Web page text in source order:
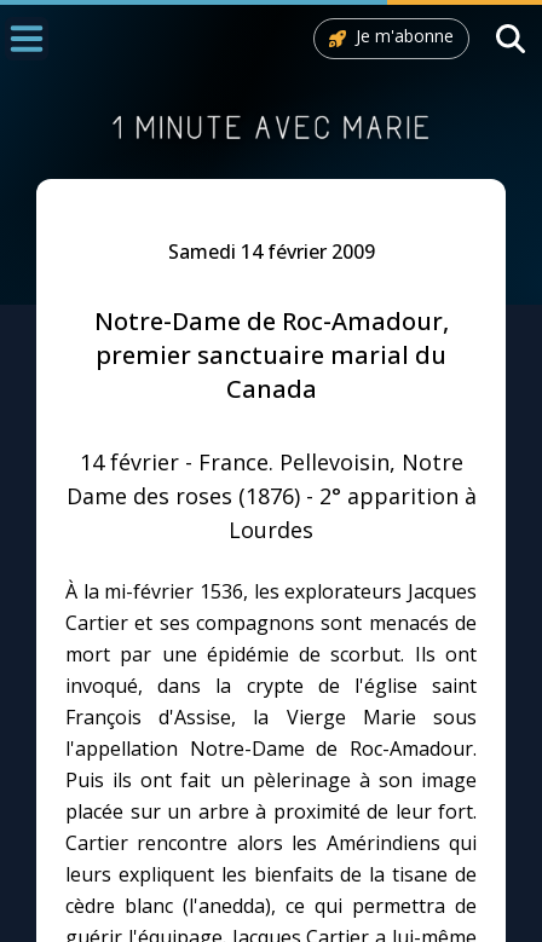
L'actualité de la semaine
La newsletter
La vidéo de la semaine
Le compte Tiktok
Le magazine
Le site internet
Questions-réponses
Prier au quotidien
Je m'abonne
Samedi 14 février 2009
Notre-Dame de Roc-Amadour,
premier sanctuaire marial du
Canada
14 février - France. Pellevoisin, Notre
Dame des roses (1876) - 2° apparition à
Lourdes
À la mi-février 1536, les explorateurs Jacques
Cartier et ses compagnons sont menacés de
mort par une épidémie de scorbut. Ils ont
invoqué, dans la crypte de l'église saint
François d'Assise, la Vierge Marie sous
l'appellation Notre-Dame de Roc-Amadour.
Puis ils ont fait un pèlerinage à son image
placée sur un arbre à proximité de leur fort.
Cartier rencontre alors les Amérindiens qui
leurs expliquent les bienfaits de la tisane de
cèdre blanc (l'anedda), ce qui permettra de